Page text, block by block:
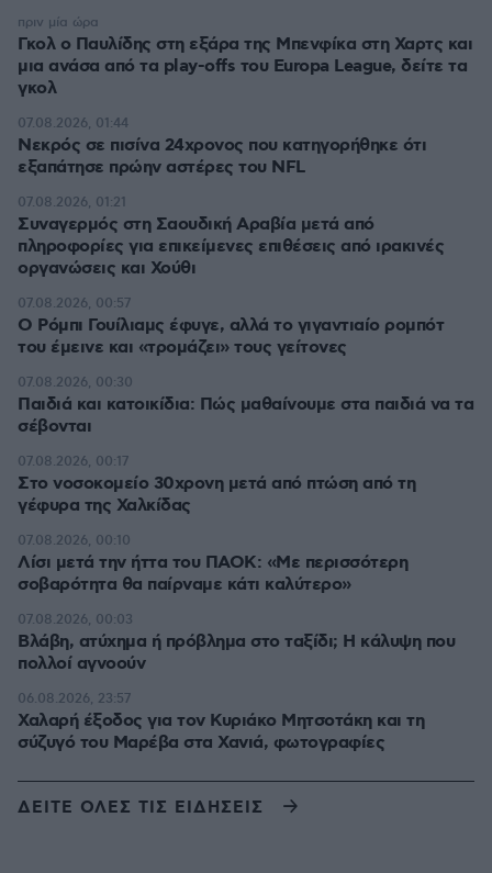
Γκολ ο Παυλίδης στη εξάρα της Μπενφίκα στη Χαρτς και
μια ανάσα από τα play-offs του Europa League, δείτε τα
γκολ
πριν μία ώρα
Νεκρός σε πισίνα 24χρονος που κατηγορήθηκε ότι
εξαπάτησε πρώην αστέρες του NFL
07.08.2026, 01:44
Συναγερμός στη Σαουδική Αραβία μετά από
πληροφορίες για επικείμενες επιθέσεις από ιρακινές
οργανώσεις και Χούθι
07.08.2026, 01:21
Ο Ρόμπι Γουίλιαμς έφυγε, αλλά το γιγαντιαίο ρομπότ
του έμεινε και «τρομάζει» τους γείτονες
07.08.2026, 00:57
Παιδιά και κατοικίδια: Πώς μαθαίνουμε στα παιδιά να τα
σέβονται
07.08.2026, 00:30
Στο νοσοκομείο 30χρονη μετά από πτώση από τη
γέφυρα της Χαλκίδας
07.08.2026, 00:17
Λίσι μετά την ήττα του ΠΑΟΚ: «Με περισσότερη
σοβαρότητα θα παίρναμε κάτι καλύτερο»
07.08.2026, 00:10
Βλάβη, ατύχημα ή πρόβλημα στο ταξίδι; Η κάλυψη που
πολλοί αγνοούν
07.08.2026, 00:03
Χαλαρή έξοδος για τον Κυριάκο Μητσοτάκη και τη
σύζυγό του Μαρέβα στα Χανιά, φωτογραφίες
06.08.2026, 23:57
ΔΕΙΤΕ ΟΛΕΣ ΤΙΣ ΕΙΔΗΣΕΙΣ